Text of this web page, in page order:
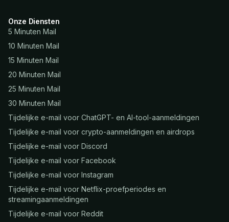
Onze Diensten
5 Minuten Mail
10 Minuten Mail
15 Minuten Mail
20 Minuten Mail
25 Minuten Mail
30 Minuten Mail
Tijdelijke e-mail voor ChatGPT- en AI-tool-aanmeldingen
Tijdelijke e-mail voor crypto-aanmeldingen en airdrops
Tijdelijke e-mail voor Discord
Tijdelijke e-mail voor Facebook
Tijdelijke e-mail voor Instagram
Tijdelijke e-mail voor Netflix-proefperiodes en
streamingaanmeldingen
Tijdelijke e-mail voor Reddit